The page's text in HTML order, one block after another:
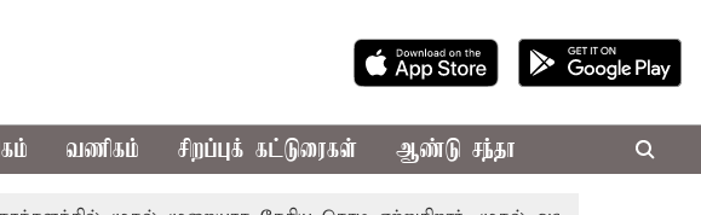
வணிகம் சிறப்புக் கட்டுரைகள் ஆண்டு சந்தா